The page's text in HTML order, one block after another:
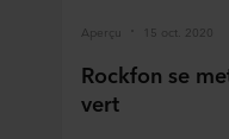
Aperçu 15 oct. 2020
Rockfon se
vert